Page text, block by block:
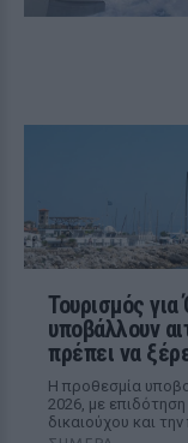
Τουρισμός
υποβάλλουν
πρέπει να
Η προθεσμία
2026, με
δικαιούχου και